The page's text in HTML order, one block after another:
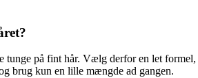
tunge på fint hår. Vælg derfor en let formel,
brug kun en lille mængde ad gangen.